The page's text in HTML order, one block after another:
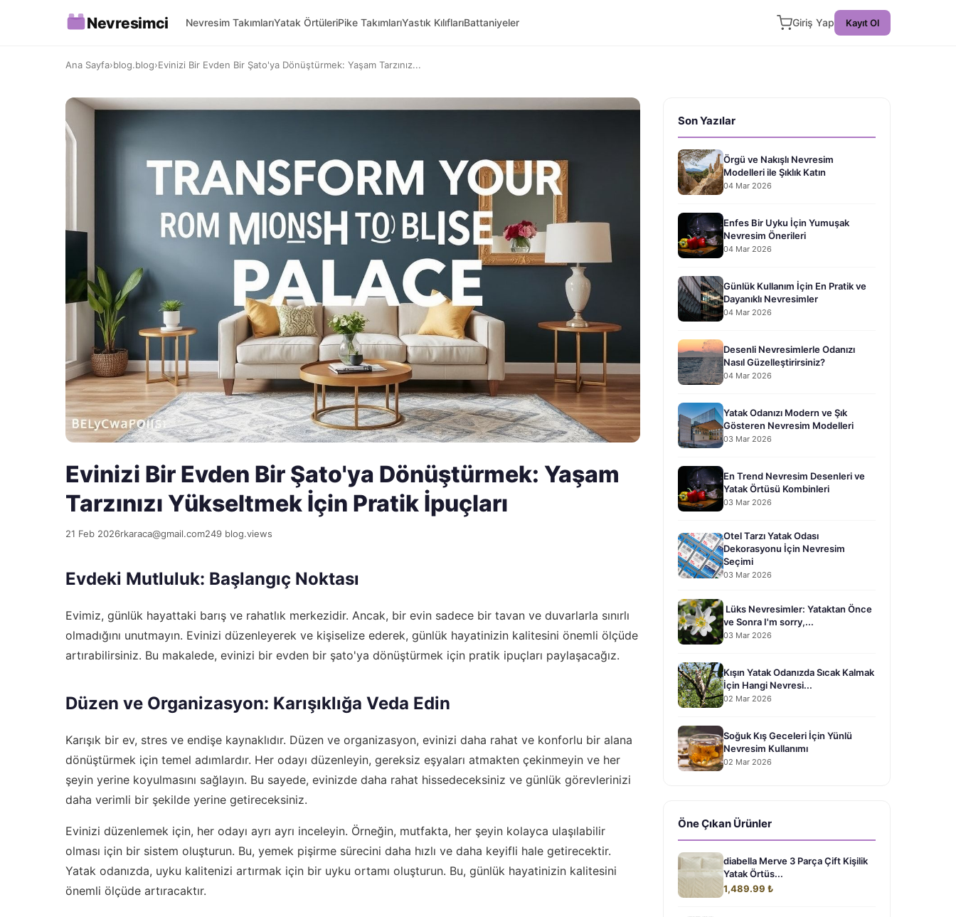
Nevresimci Nevresim TakımlarıYatak ÖrtüleriPike TakımlarıYastık KılıflarıBattaniyeler Giriş Yap Kayıt Ol
Ana Sayfa›blog.blog›Evinizi Bir Evden Bir Şato'ya Dönüştürmek: Yaşam Tarzınız...
Evinizi Bir Evden Bir Şato'ya Dönüştürmek: Yaşam
Tarzınızı Yükseltmek İçin Pratik İpuçları
21 Feb 2026rkaraca@gmail.com249 blog.views
Evdeki Mutluluk: Başlangıç Noktası
Evimiz, günlük hayattaki barış ve rahatlık merkezidir. Ancak, bir evin sadece bir tavan ve duvarlarla sınırlı
olmadığını unutmayın. Evinizi düzenleyerek ve kişiselize ederek, günlük hayatinizin kalitesini önemli ölçüde
artırabilirsiniz. Bu makalede, evinizi bir evden bir şato'ya dönüştürmek için pratik ipuçları paylaşacağız.
Düzen ve Organizasyon: Karışıklığa Veda Edin
Karışık bir ev, stres ve endişe kaynaklıdır. Düzen ve organizasyon, evinizi daha rahat ve konforlu bir alana
dönüştürmek için temel adımlardır. Her odayı düzenleyin, gereksiz eşyaları atmakten çekinmeyin ve her
şeyin yerine koyulmasını sağlayın. Bu sayede, evinizde daha rahat hissedeceksiniz ve günlük görevlerinizi
daha verimli bir şekilde yerine getireceksiniz.
Evinizi düzenlemek için, her odayı ayrı ayrı inceleyin. Örneğin, mutfakta, her şeyin kolayca ulaşılabilir
olması için bir sistem oluşturun. Bu, yemek pişirme sürecini daha hızlı ve daha keyifli hale getirecektir.
Yatak odanızda, uyku kalitenizi artırmak için bir uyku ortamı oluşturun. Bu, günlük hayatinizin kalitesini
önemli ölçüde artıracaktır.
Son Yazılar
Örgü ve Nakışlı Nevresim
Modelleri ile Şıklık Katın
04 Mar 2026
Enfes Bir Uyku İçin Yumuşak
Nevresim Önerileri
04 Mar 2026
Günlük Kullanım İçin En Pratik ve
Dayanıklı Nevresimler
04 Mar 2026
Desenli Nevresimlerle Odanızı
Nasıl Güzelleştirirsiniz?
04 Mar 2026
Yatak Odanızı Modern ve Şık
Gösteren Nevresim Modelleri
03 Mar 2026
En Trend Nevresim Desenleri ve
Yatak Örtüsü Kombinleri
03 Mar 2026
Otel Tarzı Yatak Odası
Dekorasyonu İçin Nevresim
Seçimi
03 Mar 2026
Lüks Nevresimler: Yataktan Önce
ve Sonra I'm sorry,...
03 Mar 2026
Kışın Yatak Odanızda Sıcak Kalmak
İçin Hangi Nevresi...
02 Mar 2026
Soğuk Kış Geceleri İçin Yünlü
Nevresim Kullanımı
02 Mar 2026
Öne Çıkan Ürünler
diabella Merve 3 Parça Çift Kişilik
Yatak Örtüs...
1,489.99 ₺